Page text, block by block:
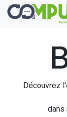
Se rendre au
Découvrez
dans